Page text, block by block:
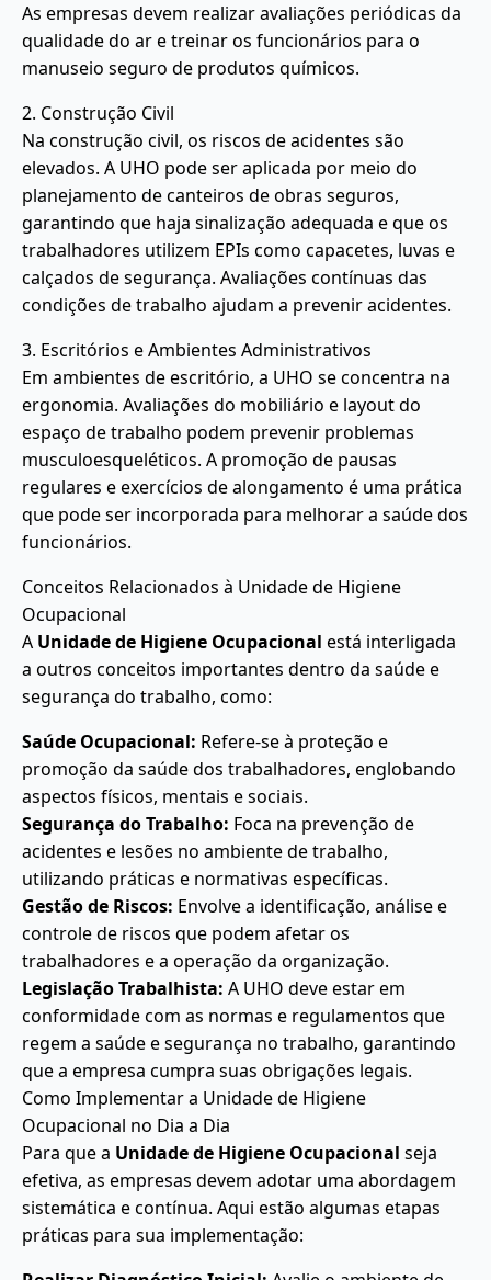
As empresas devem realizar avaliações periódicas da
qualidade do ar e treinar os funcionários para o
manuseio seguro de produtos químicos.
2. Construção Civil
Na construção civil, os riscos de acidentes são
elevados. A UHO pode ser aplicada por meio do
planejamento de canteiros de obras seguros,
garantindo que haja sinalização adequada e que os
trabalhadores utilizem EPIs como capacetes, luvas e
calçados de segurança. Avaliações contínuas das
condições de trabalho ajudam a prevenir acidentes.
3. Escritórios e Ambientes Administrativos
Em ambientes de escritório, a UHO se concentra na
ergonomia. Avaliações do mobiliário e layout do
espaço de trabalho podem prevenir problemas
musculoesqueléticos. A promoção de pausas
regulares e exercícios de alongamento é uma prática
que pode ser incorporada para melhorar a saúde dos
funcionários.
Conceitos Relacionados à Unidade de Higiene
Ocupacional
A Unidade de Higiene Ocupacional está interligada
a outros conceitos importantes dentro da saúde e
segurança do trabalho, como:
Saúde Ocupacional: Refere-se à proteção e
promoção da saúde dos trabalhadores, englobando
aspectos físicos, mentais e sociais.
Segurança do Trabalho: Foca na prevenção de
acidentes e lesões no ambiente de trabalho,
utilizando práticas e normativas específicas.
Gestão de Riscos: Envolve a identificação, análise e
controle de riscos que podem afetar os
trabalhadores e a operação da organização.
Legislação Trabalhista: A UHO deve estar em
conformidade com as normas e regulamentos que
regem a saúde e segurança no trabalho, garantindo
que a empresa cumpra suas obrigações legais.
Como Implementar a Unidade de Higiene
Ocupacional no Dia a Dia
Para que a Unidade de Higiene Ocupacional seja
efetiva, as empresas devem adotar uma abordagem
sistemática e contínua. Aqui estão algumas etapas
práticas para sua implementação: